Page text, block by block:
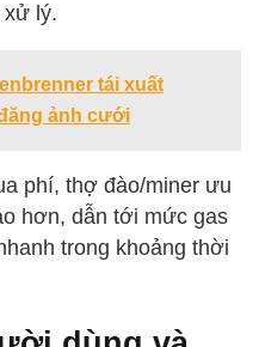
lý.
tái xuất
ảnh cưới
phí, thợ đào/miner ưu
hơn, dẫn tới mức gas
trong khoảng thời